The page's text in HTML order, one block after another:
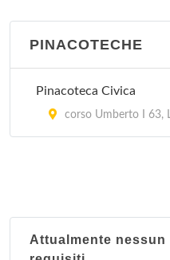
Museo della Civiltà
piazza Giacomo
Museo della Fotografia
Francesco
via San Francesco
PINACOTECHE
Pinacoteca Civica
corso Umberto I 63,
Attualmente